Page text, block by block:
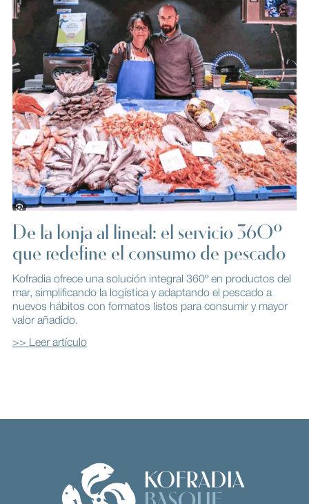
De la lonja al lineal: el servicio 360º
que redefine el consumo de pescado
Kofradia ofrece una solución integral 360º en productos del
mar, simplificando la logística y adaptando el pescado a
nuevos hábitos con formatos listos para consumir y mayor
valor añadido.
>> Leer artículo